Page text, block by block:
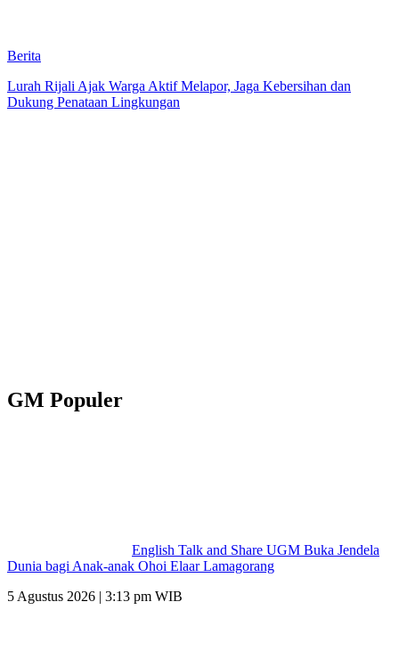
Berita
Lurah Rijali Ajak Warga Aktif Melapor, Jaga Kebersihan dan
Dukung Penataan Lingkungan
GM Populer
English Talk and Share UGM Buka Jendela
Dunia bagi Anak-anak Ohoi Elaar Lamagorang
5 Agustus 2026 | 3:13 pm WIB